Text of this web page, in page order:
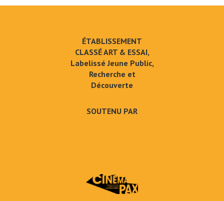
ÉTABLISSEMENT
CLASSÉ ART & ESSAI,
Labelissé Jeune Public,
Recherche et
Découverte
SOUTENU PAR